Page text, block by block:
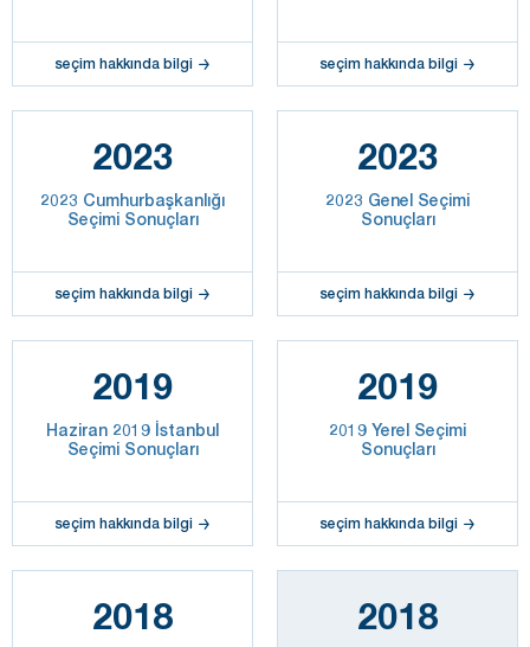
seçim hakkında bilgi seçim hakkında bilgi
2023
2023 Cumhurbaşkanlığı
Seçimi Sonuçları
seçim hakkında bilgi
2023
2023 Genel Seçimi
Sonuçları
seçim hakkında bilgi
2019
Haziran 2019 İstanbul
Seçimi Sonuçları
seçim hakkında bilgi
2019
2019 Yerel Seçimi
Sonuçları
seçim hakkında bilgi
2018 2018